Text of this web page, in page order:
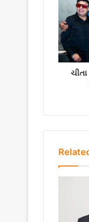
l
a
d
d
r